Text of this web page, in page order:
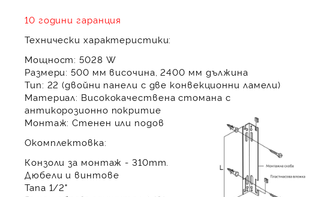
10 години гаранция
Технически характеристики:
Мощност: 5028 W
Размери: 500 мм височина, 2400 мм дължина
Тип: 22 (двойни панели с две конвекционни ламели)
Материал: Висококачествена стомана с
антикорозионно покритие
Монтаж: Стенен или подов
Окомплектовка:
Конзоли за монтаж - 310mm.
Дюбели и винтове
Тапа 1/2"